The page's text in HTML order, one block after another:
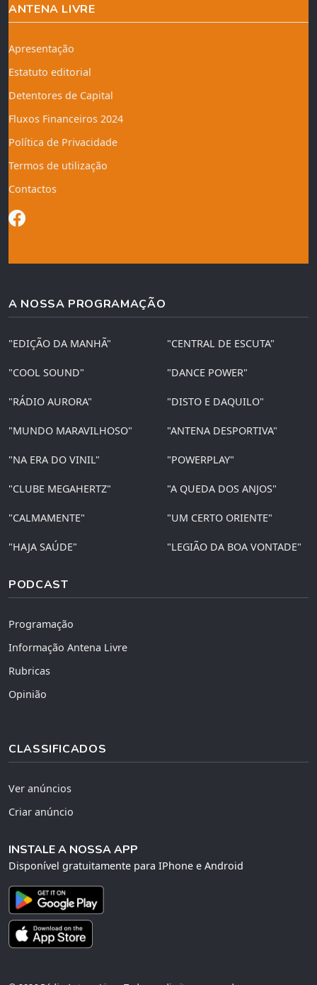
ANTENA LIVRE
Apresentação
Estatuto editorial
Detentores de Capital
Fluxos Financeiros 2024
Política de Privacidade
Termos de utilização
Contactos
A NOSSA PROGRAMAÇÃO
"EDIÇÃO DA MANHÃ" "CENTRAL DE ESCUTA"
"COOL SOUND" "DANCE POWER"
"RÁDIO AURORA" "DISTO E DAQUILO"
"MUNDO MARAVILHOSO" "ANTENA DESPORTIVA"
"NA ERA DO VINIL" "POWERPLAY"
"CLUBE MEGAHERTZ" "A QUEDA DOS ANJOS"
"CALMAMENTE" "UM CERTO ORIENTE"
"HAJA SAÚDE" "LEGIÃO DA BOA VONTADE"
PODCAST
Programação
Informação Antena Livre
Rubricas
Opinião
CLASSIFICADOS
Ver anúncios
Criar anúncio
INSTALE A NOSSA APP
Disponível gratuitamente para IPhone e Android